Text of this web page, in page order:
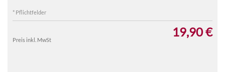
* Pflichtfelder
Preis inkl. MwSt
19,90 €